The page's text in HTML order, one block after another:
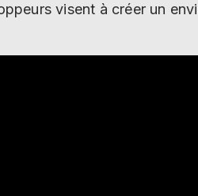
visent à créer un